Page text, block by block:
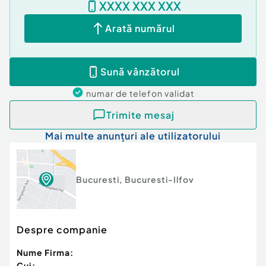
XXXX XXX XXX
Arată numărul
Sună vânzătorul
numar de telefon validat
Trimite mesaj
Mai multe anunțuri ale utilizatorului
Bucuresti, Bucuresti-Ilfov
Despre companie
Nume Firma: